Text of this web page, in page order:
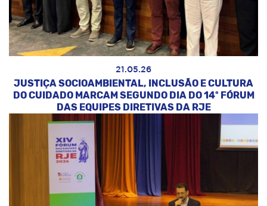
21.05.26
JUSTIÇA SOCIOAMBIENTAL, INCLUSÃO E CULTURA
DO CUIDADO MARCAM SEGUNDO DIA DO 14º FÓRUM
DAS EQUIPES DIRETIVAS DA RJE